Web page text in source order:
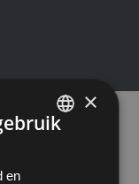
×
en